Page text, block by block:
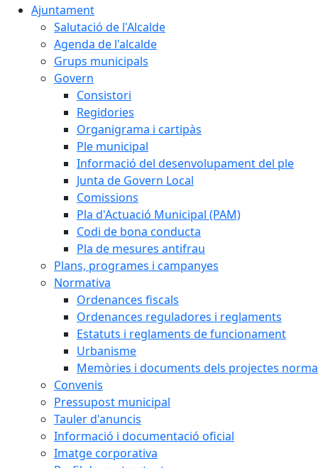
Ajuntament
Salutació de l'Alcalde
Agenda de l'alcalde
Grups municipals
Govern
Consistori
Regidories
Organigrama i cartipàs
Ple municipal
Informació del desenvolupament del ple
Junta de Govern Local
Comissions
Pla d'Actuació Municipal (PAM)
Codi de bona conducta
Pla de mesures antifrau
Plans, programes i campanyes
Normativa
Ordenances fiscals
Ordenances reguladores i reglaments
Estatuts i reglaments de funcionament
Urbanisme
Memòries i documents dels projectes
Convenis
Pressupost municipal
Tauler d'anuncis
Informació i documentació oficial
Imatge corporativa